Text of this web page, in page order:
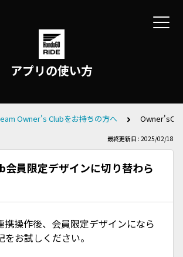
アプリの使い方
Owner's Clubをお持ちの方へ
最終更新日 : 2025/02/18
員限定デザインに切り替わら
操作後、会員限定デザインになら
お試しください。